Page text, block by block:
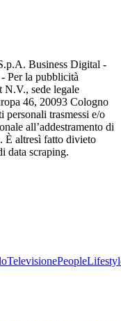
Business Digital -
Per la pubblicità
sede legale
46, 20093 Cologno
personali trasmessi e/o
all’addestramento di
È altresì fatto divieto
data scraping.
TelevisionePeople